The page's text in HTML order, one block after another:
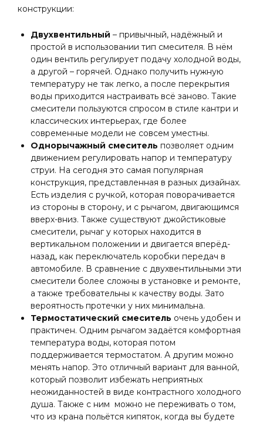
конструкции:
Двухвентильный – привычный, надёжный и
простой в использовании тип смесителя. В нём
один вентиль регулирует подачу холодной воды,
а другой – горячей. Однако получить нужную
температуру не так легко, а после перекрытия
воды приходится настраивать всё заново. Такие
смесители пользуются спросом в стиле кантри и
классических интерьерах, где более
современные модели не совсем уместны.
Однорычажный смеситель позволяет одним
движением регулировать напор и температуру
струи. На сегодня это самая популярная
конструкция, представленная в разных дизайнах.
Есть изделия с ручкой, которая поворачивается
из стороны в сторону, и с рычагом, двигающимся
вверх-вниз. Также существуют джойстиковые
смесители, рычаг у которых находится в
вертикальном положении и двигается вперёд-
назад, как переключатель коробки передач в
автомобиле. В сравнение с двухвентильными эти
смесители более сложны в установке и ремонте,
а также требовательны к качеству воды. Зато
вероятность протечки у них минимальна.
Термостатический смеситель очень удобен и
практичен. Одним рычагом задаётся комфортная
температура воды, которая потом
поддерживается термостатом. А другим можно
менять напор. Это отличный вариант для ванной,
который позволит избежать неприятных
неожиданностей в виде контрастного холодного
душа. Также с ним можно не переживать о том,
что из крана польётся кипяток, когда вы будете